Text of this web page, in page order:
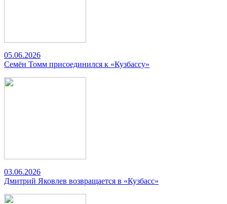
05.06.2026
Семён Томм присоединился к «Кузбассу»
03.06.2026
Дмитрий Яковлев возвращается в «Кузбасс»